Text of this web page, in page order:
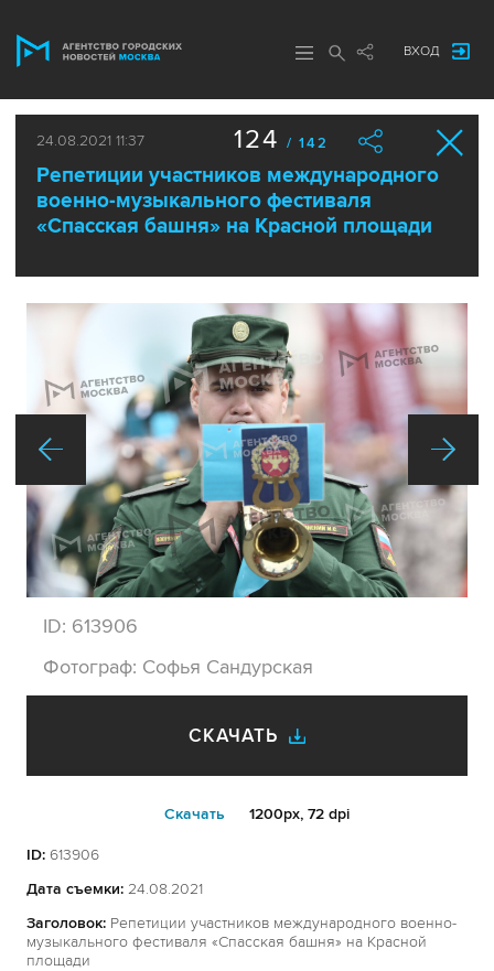
ВХОД
24.08.2021 11:37
Репетиции участников международного
военно-музыкального фестиваля
«Спасская башня» на Красной площади
124 / 142
ID: 613906
Фотограф: Софья Сандурская
СКАЧАТЬ
Cкачать 1200px, 72 dpi
ID: 613906
Дата съемки: 24.08.2021
Заголовок: Репетиции участников международного военно-
музыкального фестиваля «Спасская башня» на Красной
площади